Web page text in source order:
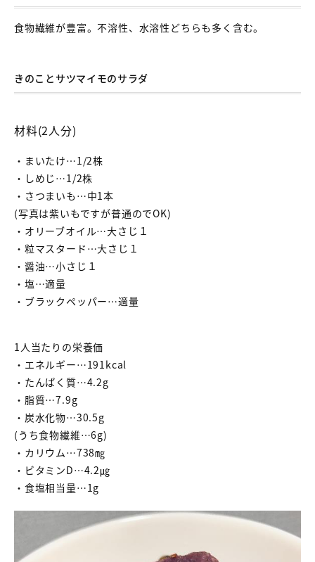
食物繊維が豊富。不溶性、水溶性どちらも多く含む。
きのことサツマイモのサラダ
材料(2人分)
・まいたけ…1/2株
・しめじ…1/2株
・さつまいも…中1本
(写真は紫いもですが普通のでOK)
・オリーブオイル…大さじ１
・粒マスタード…大さじ１
・醤油…小さじ１
・塩…適量
・ブラックペッパー…適量
1人当たりの栄養価
・エネルギー…191kcal
・たんぱく質…4.2g
・脂質…7.9g
・炭水化物…30.5g
(うち食物繊維…6g)
・カリウム…738㎎
・ビタミンD…4.2㎍
・食塩相当量…1g